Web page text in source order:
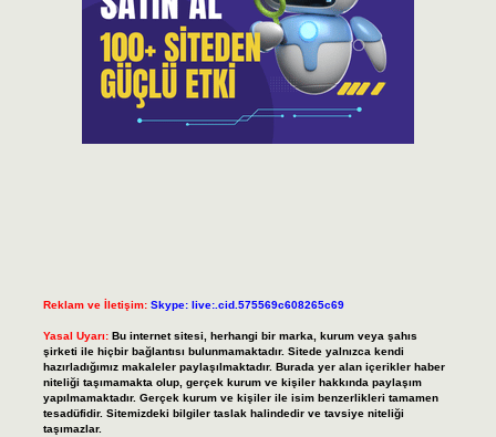
Reklam ve İletişim: Skype: live:.cid.575569c608265c69
Yasal Uyarı: Bu internet sitesi, herhangi bir marka, kurum veya şahıs
şirketi ile hiçbir bağlantısı bulunmamaktadır. Sitede yalnızca kendi
hazırladığımız makaleler paylaşılmaktadır. Burada yer alan içerikler haber
niteliği taşımamakta olup, gerçek kurum ve kişiler hakkında paylaşım
yapılmamaktadır. Gerçek kurum ve kişiler ile isim benzerlikleri tamamen
tesadüfidir. Sitemizdeki bilgiler taslak halindedir ve tavsiye niteliği
taşımazlar.